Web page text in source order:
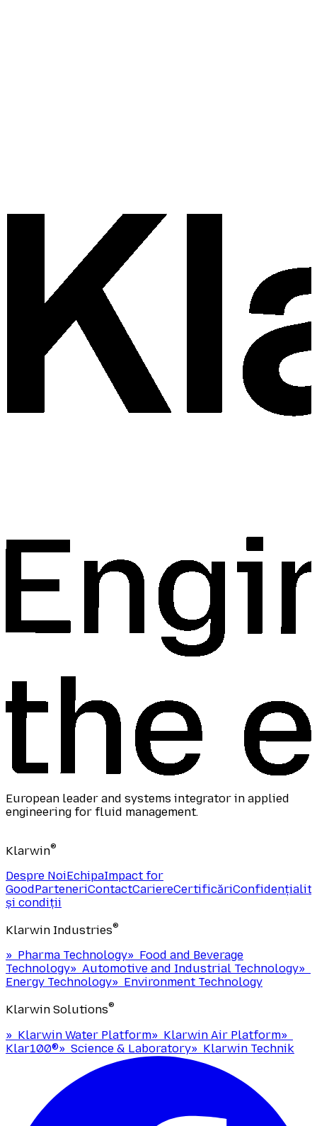
European leader and systems integrator in applied
engineering for fluid management.
Klarwin®
Despre NoiEchipaImpact for
GoodParteneriContactCariereCertificări
și condiții
Klarwin Industries®
» Pharma Technology» Food and Beverage
Technology» Automotive and Industrial Technology»
Energy Technology» Environment Technology
Klarwin Solutions®
» Klarwin Water Platform» Klarwin Air Platform»
Klar100®» Science & Laboratory» Klarwin Technik